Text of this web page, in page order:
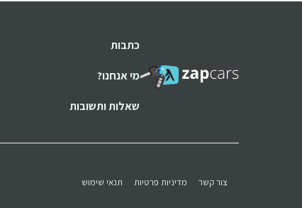
כתבות
מי אנחנו?
שאלות ותשובות
צור קשר
מדיניות פרטיות תנאי שימוש